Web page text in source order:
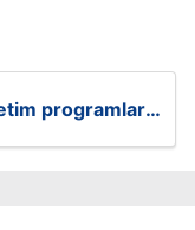
programları